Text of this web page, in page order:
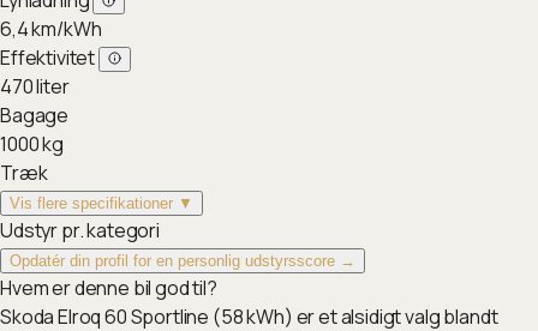
6,4km/kWh
Effektivitet
470liter
Bagage
1000kg
Træk
Vis flere specifikationer ▼
Udstyr pr. kategori
Opdatér din profil for en personlig udstyrsscore →
Hvem er denne bil god til?
Skoda Elroq 60 Sportline (58 kWh) er et alsidigt valg blandt